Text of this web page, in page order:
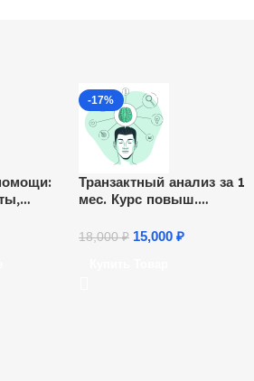
ч.)
-17%
Транзактный анализ за 1
мес. Курс повыш.
18,000₽ 15,000 ₽